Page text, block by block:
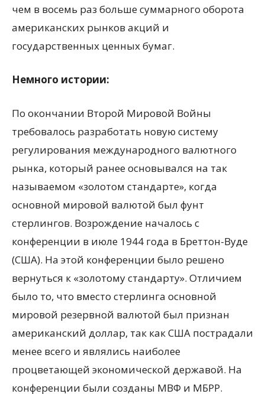
чем в восемь раз больше суммарного оборота
американских рынков акций и
государственных ценных бумаг.
Немного истории:
По окончании Второй Мировой Войны
требовалось разработать новую систему
регулирования международного валютного
рынка, который ранее основывался на так
называемом «золотом стандарте», когда
основной мировой валютой был фунт
стерлингов. Возрождение началось с
конференции в июле 1944 года в Бреттон-Вуде
(США). На этой конференции было решено
вернуться к «золотому стандарту». Отличием
было то, что вместо стерлинга основной
мировой резервной валютой был признан
американский доллар, так как США пострадали
менее всего и являлись наиболее
процветающей экономической державой. На
конференции были созданы МВФ и МБРР.